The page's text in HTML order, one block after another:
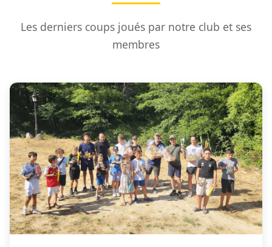
Les derniers coups joués par notre club et ses
membres